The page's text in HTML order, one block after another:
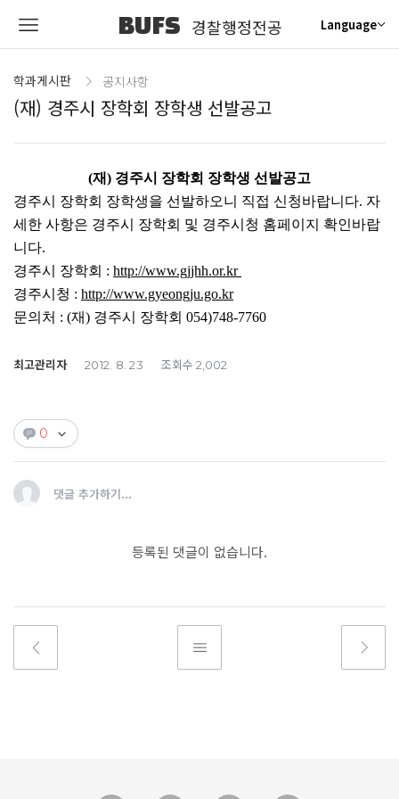
BUFS 경찰행정전공 Language
학과게시판 공지사항
(재) 경주시 장학회 장학생 선발공고
(재) 경주시 장학회 장학생 선발공고
경주시 장학회 장학생을 선발하오니 직접 신청바랍니다. 자
세한 사항은 경주시 장학회 및 경주시청 홈페이지 확인바랍
니다.
경주시 장학회 : http://www.gjjhh.or.kr
경주시청 : http://www.gyeongju.go.kr
문의처 : (재) 경주시 장학회 054)748-7760
최고관리자 2012. 8. 23 조회수 2,002
0
댓글 추가하기...
등록된 댓글이 없습니다.